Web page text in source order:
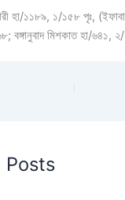
হা/১১৮৯, ১/১৫৮ পৃঃ,
বঙ্গানুবাদ মিশকাত হা/৬৪১,
Posts